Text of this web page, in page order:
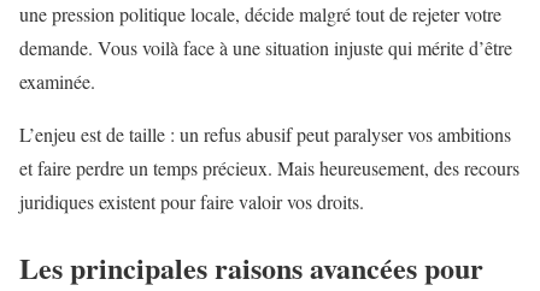
une pression politique locale, décide malgré tout de rejeter votre
demande. Vous voilà face à une situation injuste qui mérite d’être
examinée.
L’enjeu est de taille : un refus abusif peut paralyser vos ambitions
et faire perdre un temps précieux. Mais heureusement, des recours
juridiques existent pour faire valoir vos droits.
Les principales raisons avancées pour